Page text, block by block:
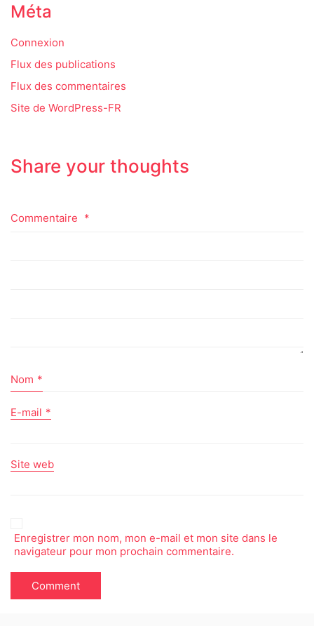
Méta
Connexion
Flux des publications
Flux des commentaires
Site de WordPress-FR
Share your thoughts
Commentaire *
Nom *
E-mail *
Site web
Enregistrer mon nom, mon e-mail et mon site dans le
navigateur pour mon prochain commentaire.